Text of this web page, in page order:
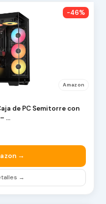
-46%
Amazon
de PC Semitorre con
…
→
→